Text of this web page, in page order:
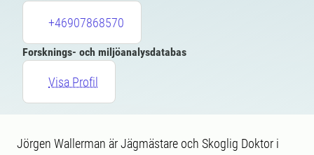
+46907868570
Forsknings- och miljöanalysdatabas
Visa Profil
Jörgen Wallerman är Jägmästare och Skoglig Doktor i